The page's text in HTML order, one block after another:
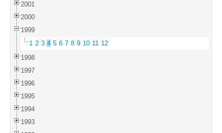
2001
2000
1999
1 2 3 4 5 6 7 8 9 10 11 12
1998
1997
1996
1995
1994
1993